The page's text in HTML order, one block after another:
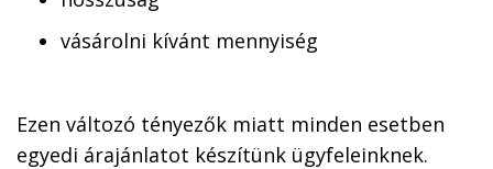
vásárolni kívánt mennyiség
Ezen változó tényezők miatt minden esetben
egyedi árajánlatot készítünk ügyfeleinknek.